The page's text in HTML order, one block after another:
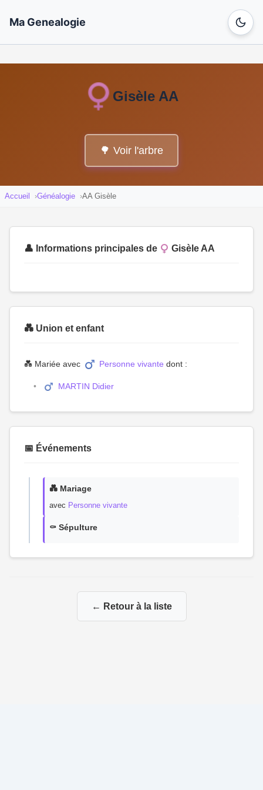
Ma Genealogie
Gisèle AA
🌳 Voir l'arbre
Accueil Généalogie AA Gisèle
👤 Informations principales de Gisèle AA
💑 Union et enfant
💑 Mariée avec Personne vivante dont :
MARTIN Didier
📅 Événements
💑 Mariage
avec Personne vivante
⚰️ Sépulture
← Retour à la liste